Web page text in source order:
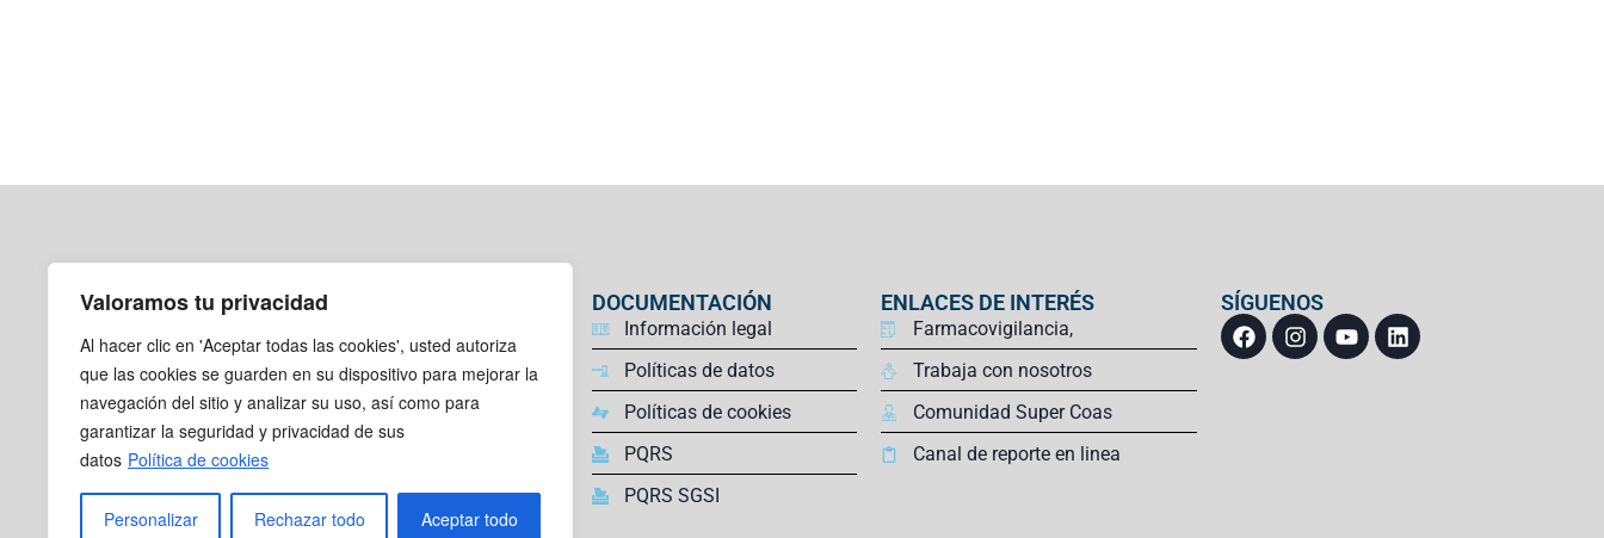
Valoramos tu privacidad
Al hacer clic en 'Aceptar todas las cookies', usted autoriza
que las cookies se guarden en su dispositivo para mejorar la
navegación del sitio y analizar su uso, así como para
garantizar la seguridad y privacidad de sus
datos Política de cookies
Personalizar Rechazar todo Aceptar todo
CONTÁCTANOS
Ricaurte: Calle 12 B # 27-39
316 472 8108
servicioalcliente@coaspharma.co
DOCUMENTACIÓN
Información legal
Políticas de datos
Políticas de cookies
PQRS
PQRS SGSI
ENLACES DE INTERÉS
Farmacovigilancia,
Trabaja con nosotros
Comunidad Super Coas
Canal de reporte en linea
SÍGUENOS